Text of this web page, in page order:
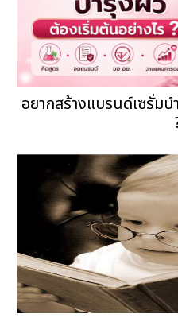
อยากสร้างแบรนด์เซรั่ม